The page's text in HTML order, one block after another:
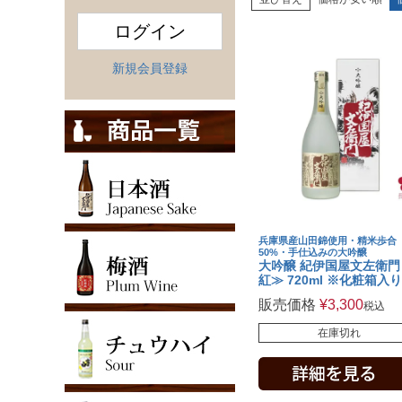
ログイン
新規会員登録
兵庫県産山田錦使用・精米歩合
50%・手仕込みの大吟醸
大吟醸 紀伊国屋文左衛
紅≫ 720ml ※化粧箱入り
販売価格 ¥3,300税込
在庫切れ